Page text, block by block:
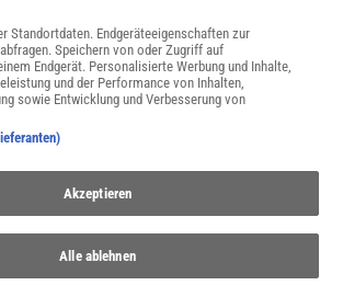
mit Gymglish
die Schulen
Standortdaten. Endgeräteeigenschaften zur
Speichern von oder Zugriff auf
Endgerät. Personalisierte Werbung und Inhalte,
und der Performance von Inhalten,
sowie Entwicklung und Verbesserung von
Akzeptieren
Alle ablehnen